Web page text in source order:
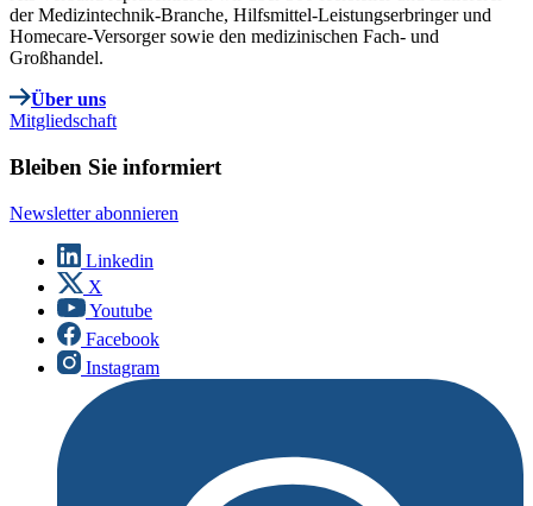
der Medizintechnik-Branche, Hilfsmittel-Leistungserbringer und
Homecare-Versorger sowie den medizinischen Fach- und
Großhandel.
Über uns
Mitgliedschaft
Bleiben Sie informiert
Newsletter abonnieren
Linkedin
X
Youtube
Facebook
Instagram